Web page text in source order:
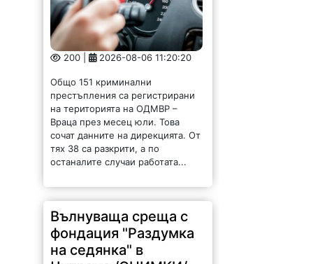
200 | 2026-08-06 11:20:20
престъпления са регистрирани
на територията на ОДМВР –
Враца през месец юли. Това
сочат данните на дирекцията. От
тях 38 са разкрити, а по
останалите случаи работата...
Вълнуваща среща с
фондация "Раздумка
на седянка" в
Чупрене /СНИМКИ/